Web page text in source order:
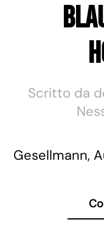
Scritto da
Gesellmann,